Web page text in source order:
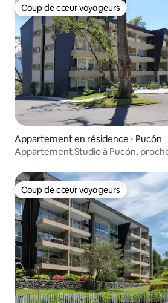
Coup de cœur voyageurs
Coup de cœur voyageurs
Appartement en résidence ⋅ Pucón
Appartement Studio à Pucón,
Coup de cœur voyageurs
Coup de cœur voyageurs